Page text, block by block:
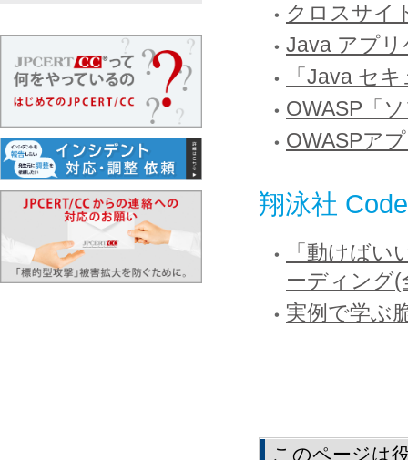
クロスサイ
Java アプリ
「Java セ
OWASP「
OWASPア
翔泳社
「動けば
ーディング(
実例で学ぶ
このページは